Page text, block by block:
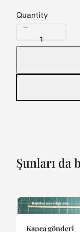
Quantity
Şunları da
Kanca gönderi